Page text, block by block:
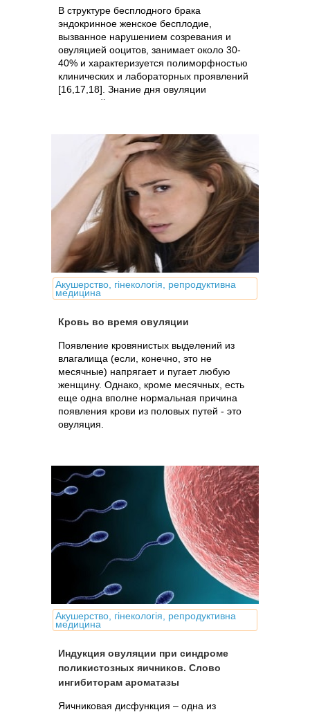
В структуре бесплодного брака
эндокринное женское бесплодие,
вызванное нарушением созревания и
овуляцией ооцитов, занимает около 30-
40% и характеризуется полиморфностью
клинических и лабораторных проявлений
[16,17,18]. Знание дня овуляции
чрезвычайно...
Акушерство, гінекологія, репродуктивна
медицина
Кровь во время овуляции
Появление кровянистых выделений из
влагалища (если, конечно, это не
месячные) напрягает и пугает любую
женщину. Однако, кроме месячных, есть
еще одна вполне нормальная причина
появления крови из половых путей - это
овуляция.
Акушерство, гінекологія, репродуктивна
медицина
Индукция овуляции при синдроме
поликистозных яичников. Слово
ингибиторам ароматазы
Яичниковая дисфункция – одна из